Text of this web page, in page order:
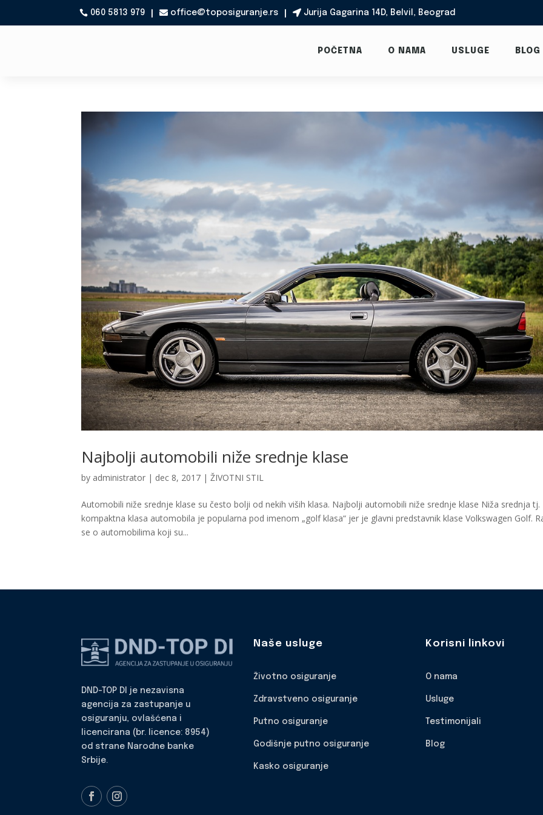
060 5813 979  office@toposiguranje.rs Jurija Gagarina 14D, Belvil, Beograd
POČETNA O NAMA USLUGE BLOG
Najbolji automobili niže srednje klase
by administrator | dec 8, 2017 |ŽIVOTNI STIL
Automobili niže srednje klase su često bolji od nekih viših klasa. Najbolji automobili niže srednje klase Niža srednja tj.
kompaktna klasa automobila je popularna pod imenom „golf klasa“ jer je glavni predstavnik klase Volkswagen Golf.
se o automobilima koji su...
DND-TOP DI je nezavisna
agencija za zastupanje u
osiguranju, ovlašćena i
licencirana (br. licence: 8954)
od strane Narodne banke
Srbije.
Naše usluge
Životno osiguranje
Zdravstveno osiguranje
Putno osiguranje
Godišnje putno osiguranje
Kasko osiguranje
Korisni linkovi
O nama
Usluge
Testimonijali
Blog